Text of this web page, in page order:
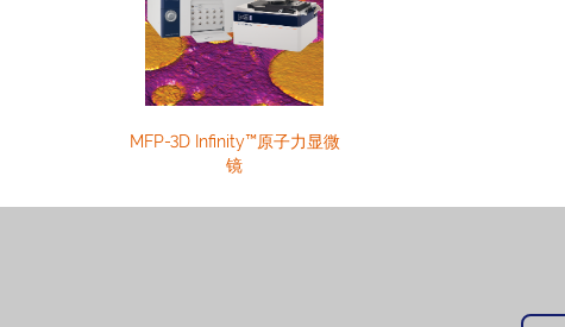
MFP-3D Infinity™原子力显微
镜